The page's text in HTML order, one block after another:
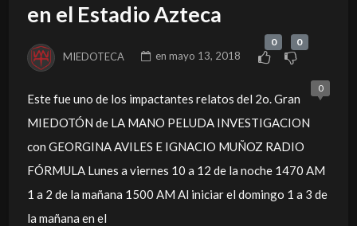
en el Estadio Azteca
MIEDOTECA enmayo 13, 2018
0 0
0
Este fue uno de los impactantes relatos del 2o. Gran
MIEDOTÓN de LA MANO PELUDA INVESTIGACION
con GEORGINA AVILES E IGNACIO MUÑOZ RADIO
FÓRMULA Lunes a viernes 10 a 12 de la noche 1470 AM
1 a 2 de la mañana 1500 AM Al iniciar el domingo 1 a 3 de
la mañana en el